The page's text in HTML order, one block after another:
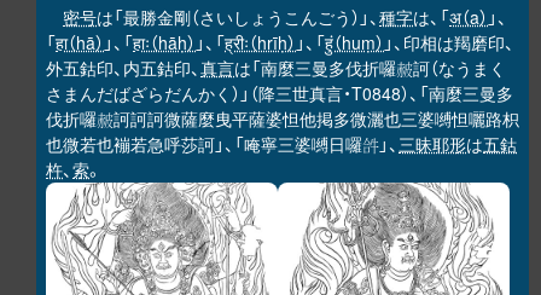
密号は「最勝金剛（さいしょうこんごう）」、種字は、「अ（a） 」、
「हा（hā） 」、「हाः（hāḥ） 」、「ह्रीः（hrīḥ） 」、「हुं（huṃ） 」、印相は羯磨印、
外五鈷印、内五鈷印、真言は「南麼三曼多伐折囉𧹞訶（なうまく
さまんだばざらだんかく）」（降三世真言・T0848）、「南麼三曼多
伐折囉𧹞訶訶訶微薩麼曳平薩婆怛他掲多微灑也三婆嚩怛囇路枳
也微若也䙖若急呼莎訶」、「唵寧三婆嚩日囉𤙖 」、三昧耶形は五鈷
杵、索。